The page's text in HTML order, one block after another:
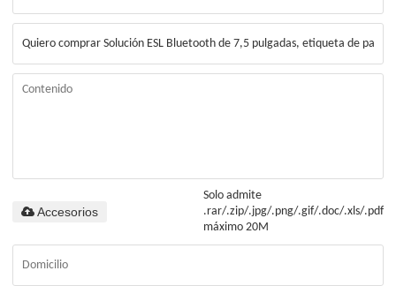
Solo admite
.rar/.zip/.jpg/.png/.gif/.doc/.xls/.pdf,
máximo 20M
Accesorios